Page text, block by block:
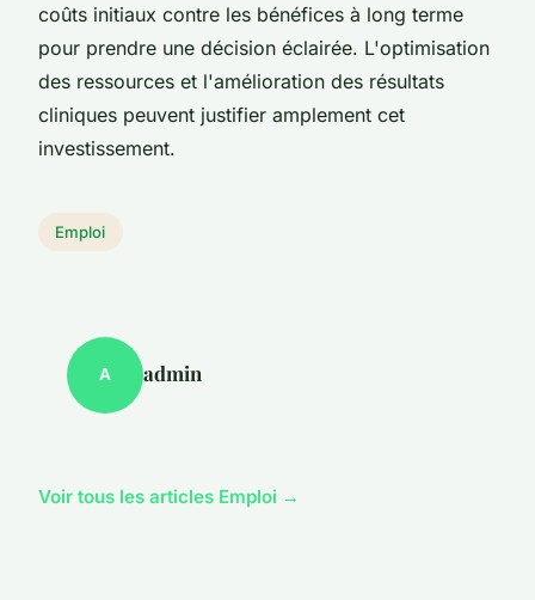
coûts initiaux contre les bénéfices à long terme
pour prendre une décision éclairée. L'optimisation
des ressources et l'amélioration des résultats
cliniques peuvent justifier amplement cet
investissement.
Emploi
A admin
Voir tous les articles Emploi →